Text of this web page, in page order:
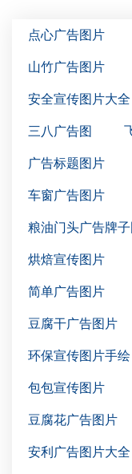
点心广告图片
山竹广告图片
安全宣传图片大全
三八广告图
广告标题图片
车窗广告图片
粮油门头广告牌
烘焙宣传图片
简单广告图片
豆腐干广告图片
环保宣传图片手绘
包包宣传图片
豆腐花广告图片
安利广告图片大全